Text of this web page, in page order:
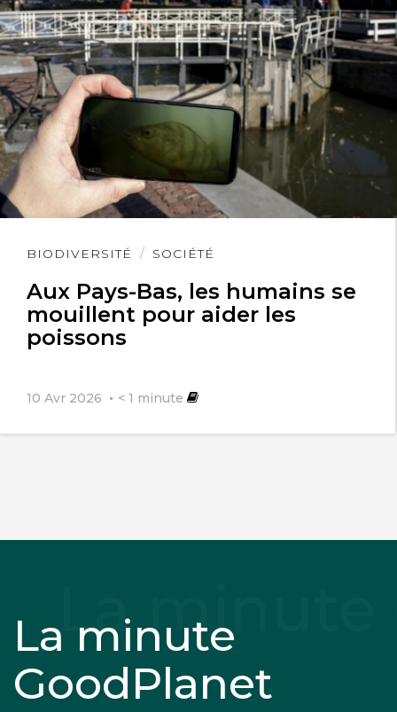
BIODIVERSITÉ SOCIÉTÉ
Aux Pays-Bas, les humains se
mouillent pour aider les
poissons
10 Avr 2026 < 1 minute
Lire
La minute
GoodPlanet